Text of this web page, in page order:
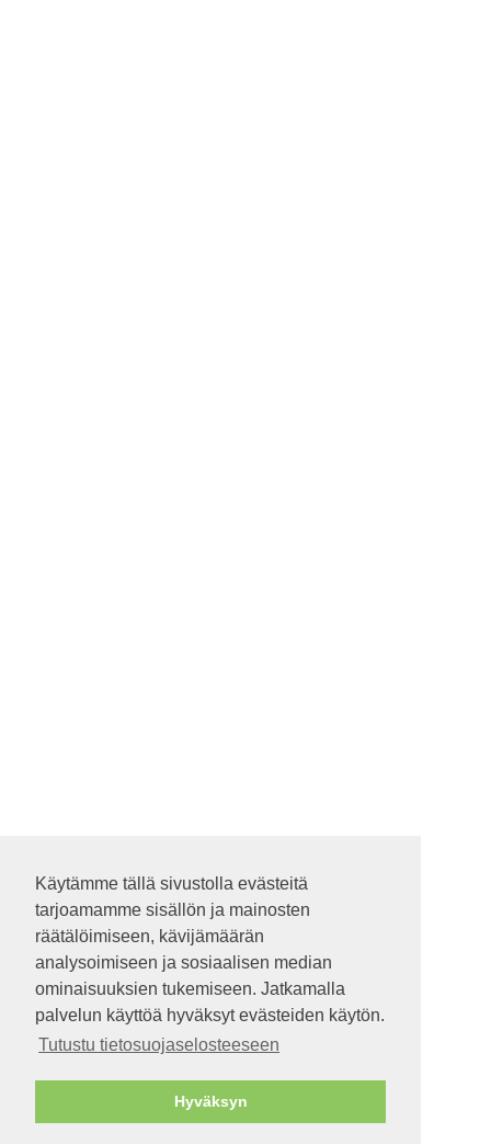
Käytämme tällä sivustolla evästeitä
tarjoamamme sisällön ja mainosten
räätälöimiseen, kävijämäärän
analysoimiseen ja sosiaalisen median
ominaisuuksien tukemiseen. Jatkamalla
palvelun käyttöä hyväksyt evästeiden käytön.
Tutustu tietosuojaselosteeseen
Hyväksyn
Käytämme tällä sivustolla evästeitä
tarjoamamme sisällön ja mainosten
räätälöimiseen, kävijämäärän
analysoimiseen ja sosiaalisen median
ominaisuuksien tukemiseen. Jatkamalla
palvelun käyttöä hyväksyt evästeiden käytön.
Tutustu tietosuojaselosteeseen
Hyväksyn